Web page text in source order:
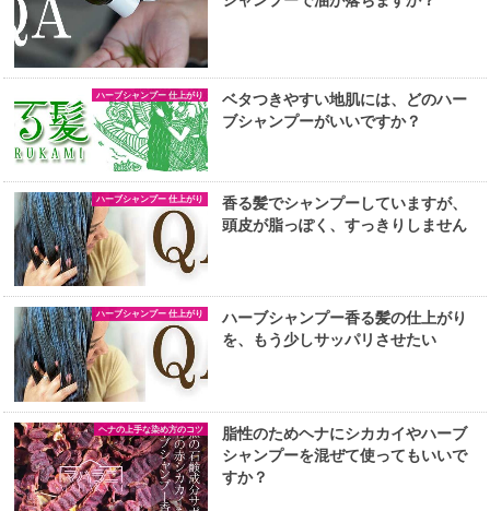
ハーブシャンプー 仕上がり
ベタつきやすい地肌には、どのハー
ブシャンプーがいいですか？
ハーブシャンプー 仕上がり
香る髪でシャンプーしていますが、
頭皮が脂っぽく、すっきりしません
ハーブシャンプー 仕上がり
ハーブシャンプー香る髪の仕上がり
を、もう少しサッパリさせたい
ヘナの上手な染め方のコツ
脂性のためヘナにシカカイやハーブ
シャンプーを混ぜて使ってもいいで
すか？